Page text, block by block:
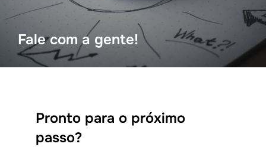
Fale com a gente!
Pronto para o próximo
passo?